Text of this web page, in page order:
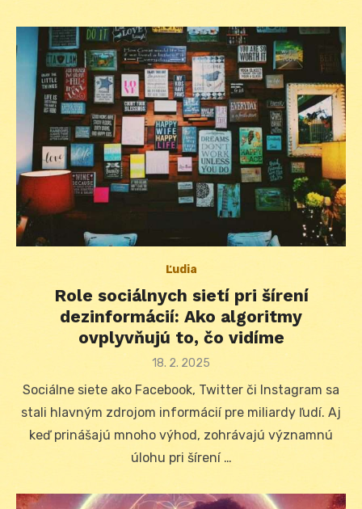
Ľudia
Role sociálnych sietí pri šírení
dezinformácií: Ako algoritmy
ovplyvňujú to, čo vidíme
Posted
18. 2. 2025
Sociálne siete ako Facebook, Twitter či Instagram sa
stali hlavným zdrojom informácií pre miliardy ľudí. Aj
keď prinášajú mnoho výhod, zohrávajú významnú
úlohu pri šírení …